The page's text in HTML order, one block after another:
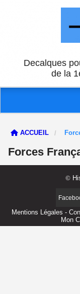
Decalques
de la
ACCUEIL
Forces
©
Mentions Légales
Mon